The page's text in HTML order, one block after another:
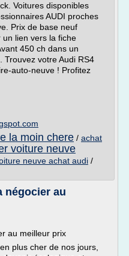
Voitures disponibles
AUDI proches
Prix de base neuf
un lien vers la fiche
450 ch dans un
Trouvez votre Audi RS4
auto-neuve ! Profitez
la moin chere / achat
voiture neuve
neuve achat audi /
négocier au
au meilleur prix
plus cher de nos jours,